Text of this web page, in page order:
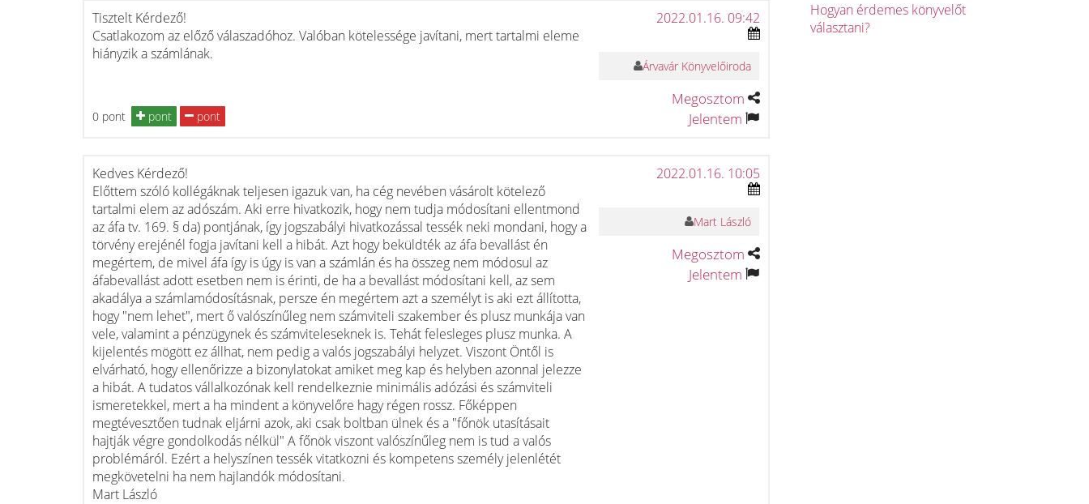
Tisztelt Kérdező!
Csatlakozom az előző válaszadóhoz. Valóban kötelessége javítani, mert tartalmi eleme
hiányzik a számlának.
0 pont pont pont
2022.01.16. 09:42
Árvavár Könyvelőiroda
Megosztom
Jelentem
Kedves Kérdező!
Előttem szóló kollégáknak teljesen igazuk van, ha cég nevében vásárolt kötelező
tartalmi elem az adószám. Aki erre hivatkozik, hogy nem tudja módosítani ellentmond
az áfa tv. 169. § da) pontjának, így jogszabályi hivatkozással tessék neki mondani, hogy a
törvény erejénél fogja javítani kell a hibát. Azt hogy beküldték az áfa bevallást én
megértem, de mivel áfa így is úgy is van a számlán és ha összeg nem módosul az
áfabevallást adott esetben nem is érinti, de ha a bevallást módosítani kell, az sem
akadálya a számlamódosításnak, persze én megértem azt a személyt is aki ezt állította,
hogy "nem lehet", mert ő valószínűleg nem számviteli szakember és plusz munkája van
vele, valamint a pénzügynek és számviteleseknek is. Tehát felesleges plusz munka. A
kijelentés mögött ez állhat, nem pedig a valós jogszabályi helyzet. Viszont Öntől is
elvárható, hogy ellenőrizze a bizonylatokat amiket meg kap és helyben azonnal jelezze
a hibát. A tudatos vállalkozónak kell rendelkeznie minimális adózási és számviteli
ismeretekkel, mert a ha mindent a könyvelőre hagy régen rossz. Főképpen
megtévesztően tudnak eljárni azok, aki csak boltban ülnek és a "főnök utasításait
hajtják végre gondolkodás nélkül" A főnök viszont valószínűleg nem is tud a valós
problémáról. Ezért a helyszínen tessék vitatkozni és kompetens személy jelenlétét
megkövetelni ha nem hajlandók módosítani.
Mart László
2022.01.16. 10:05
Mart László
Megosztom
Jelentem
Hogyan érdemes könyvelőt
választani?